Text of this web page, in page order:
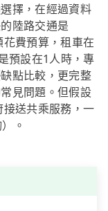
擇，在經過資料
陸路交通是
費預算，租車在
預設在1人時，專
點比較，更完整
見問題。但假設
送共乘服務，一
。